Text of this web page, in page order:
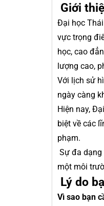
Giới
Đại học
vực trọng
học, cao
lượng cao,
Với lịch sử
ngày càng
Hiện nay,
biệt về các
phạm.
Sự đa dạng
một môi
Lý do
Vì sao bạn